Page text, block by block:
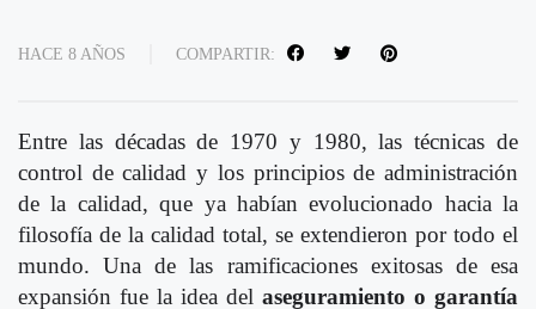
HACE 8 AÑOS COMPARTIR:
Entre las décadas de 1970 y 1980, las técnicas de
control de calidad y los principios de administración
de la calidad, que ya habían evolucionado hacia la
filosofía de la calidad total, se extendieron por todo el
mundo. Una de las ramificaciones exitosas de esa
expansión fue la idea del aseguramiento o garantía